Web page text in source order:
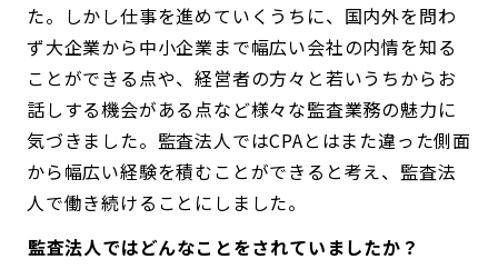
た。しかし仕事を進めていくうちに、国内外を問わ
ず大企業から中小企業まで幅広い会社の内情を知る
ことができる点や、経営者の方々と若いうちからお
話しする機会がある点など様々な監査業務の魅力に
気づきました。監査法人ではCPAとはまた違った側面
から幅広い経験を積むことができると考え、監査法
人で働き続けることにしました。
――監査法人ではどんなことをされていましたか？